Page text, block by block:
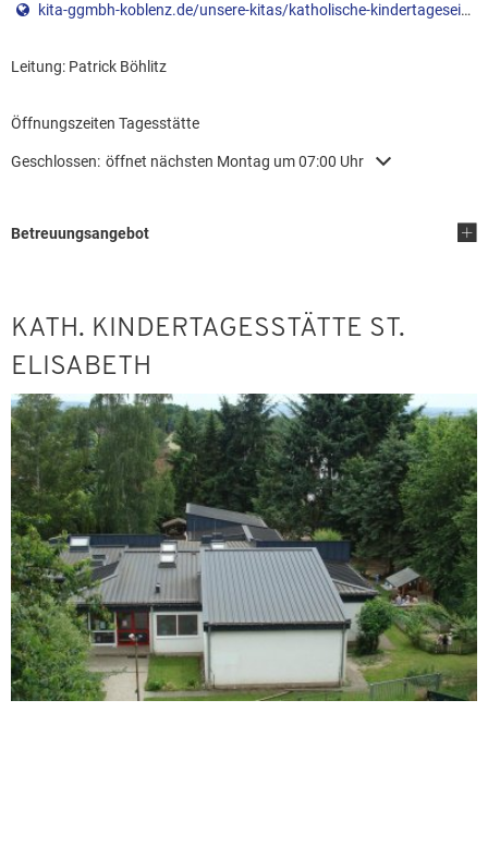
kita-ggmbh-koblenz.de/unsere-kitas/katholische-kindertageseinrichtung-st.-elisabeth-bendorf-sayn/
Leitung: Patrick Böhlitz
Öffnungszeiten Tagesstätte
Klicken, um weitere Öffnungs- oder Schließzeiten auszublenden
Geschlossen: öffnet nächsten Montag um 07:00 Uhr
Betreuungsangebot
KATH. KINDERTAGESSTÄTTE ST.
ELISABETH